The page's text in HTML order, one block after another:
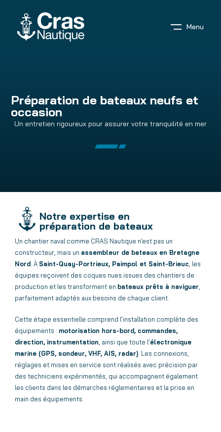
Menu
Préparation de bateaux neufs et
occasion
Un entretien rigoureux pour assurer votre tranquilité en mer
Notre expertise en
préparation de bateaux
Un chantier naval comme CRAS Nautique n’est pas un
constructeur, mais un assembleur de bateaux en Bretagne
Nord. À Saint-Quay-Portrieux, Paimpol et Saint-Brieuc, les
équipes reçoivent des coques nues issues des chantiers de
production et les transforment en bateaux prêts à naviguer,
parfaitement adaptés aux besoins de chaque client.
Cette étape essentielle comprend l’installation complète des
équipements : motorisation hors-bord, commandes,
direction, instrumentation, ainsi que toute l’électronique
marine (GPS, sondeur, VHF, AIS, radar). Les connexions,
réglages et mises en service sont réalisés avec précision par
des techniciens expérimentés, qui accompagnent également
les clients dans les démarches réglementaires et la prise en
main des équipements.